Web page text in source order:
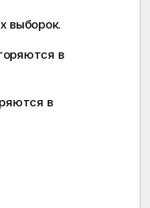
выборок.
в
в